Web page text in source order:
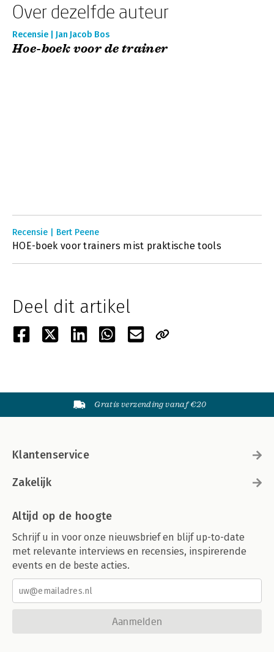
Over dezelfde auteur
Recensie | Jan Jacob Bos
Hoe-boek voor de trainer
Recensie | Bert Peene
HOE-boek voor trainers mist praktische tools
Deel dit artikel
Gratis verzending vanaf €20
Klantenservice
Zakelijk
Altijd op de hoogte
Schrijf u in voor onze nieuwsbrief en blijf up-to-date
met relevante interviews en recensies, inspirerende
events en de beste acties.
Aanmelden